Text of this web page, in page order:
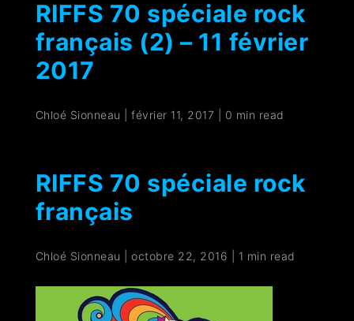
RIFFS 70 spéciale rock
français (2) – 11 février
2017
Chloé Sionneau |février 11, 2017 0 min read
RIFFS 70 spéciale rock
français
Chloé Sionneau |octobre 22, 2016 1 min read